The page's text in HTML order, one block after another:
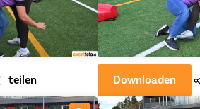
teilen Downloaden